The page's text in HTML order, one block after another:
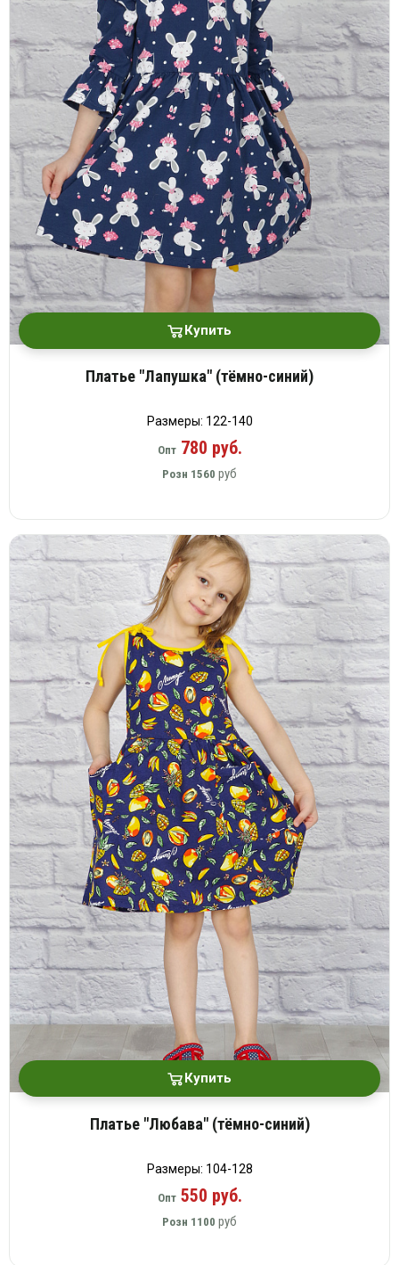
Купить
Платье "Лапушка" (тёмно-синий)
Размеры: 122-140
Опт780 руб.
Розн 1560 руб
Купить
Платье "Любава" (тёмно-синий)
Размеры: 104-128
Опт550 руб.
Розн 1100 руб